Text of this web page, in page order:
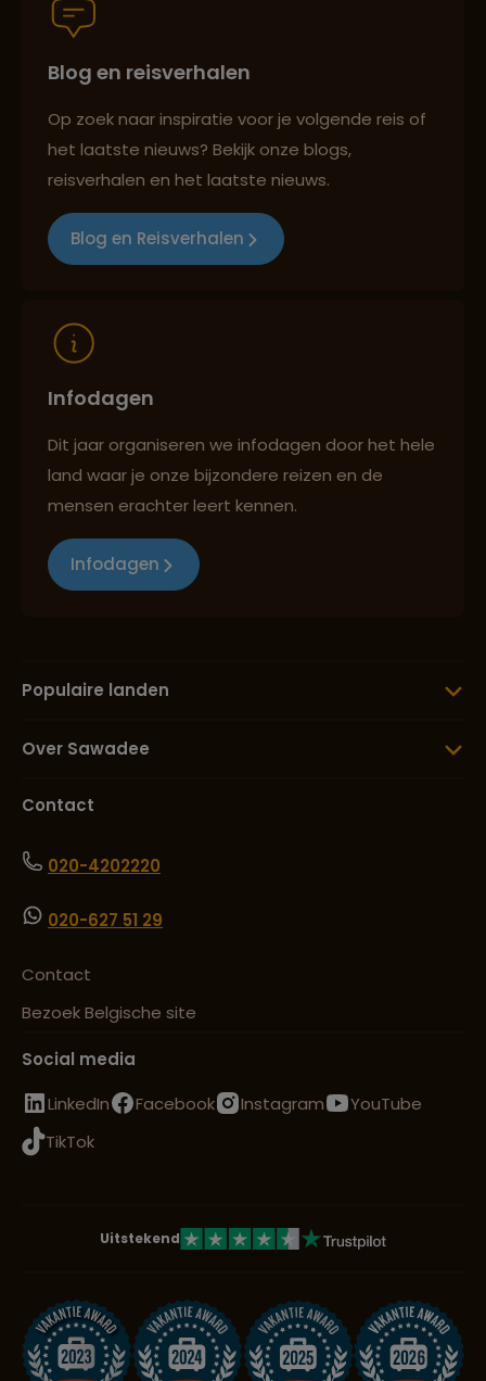
Reiszekerheid met Sawadee
Persoonlijk en deskundig reisadvies
Blog en reisverhalen
Op zoek naar inspiratie voor je volgende reis of
het laatste nieuws? Bekijk onze blogs,
reisverhalen en het laatste nieuws.
Blog en Reisverhalen
Infodagen
Dit jaar organiseren we infodagen door het hele
land waar je onze bijzondere reizen en de
mensen erachter leert kennen.
Infodagen
Populaire landen
Over Sawadee
Contact
020-4202220
020-627 51 29
Contact
Bezoek Belgische site
Social media
LinkedIn
Facebook Instagram
YouTube
TikTok
Uitstekend